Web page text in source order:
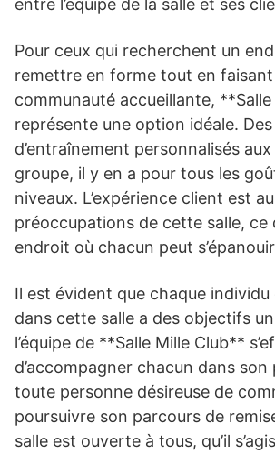
entre l’équipe de la salle et ses
Pour ceux qui recherchent un
remettre en forme tout en faisant
communauté accueillante,
représente une option idéale.
d’entraînement personnalisés
groupe, il y en a pour tous les
niveaux. L’expérience client est
préoccupations de cette salle, ce
endroit où chacun peut
Il est évident que chaque individu
dans cette salle a des objectifs
l’équipe de **Salle Mille Club**
d’accompagner chacun dans
toute personne désireuse de
poursuivre son parcours de
salle est ouverte à tous, qu’il